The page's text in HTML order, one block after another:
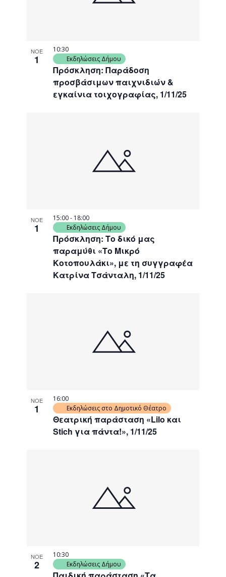
ΝΟΕ
1
Πρόσκληση: Παράδοση
προσβάσιμων παιχνιδιών &
εγκαίνια τοιχογραφίας, 1/11/25
10:30
Εκδηλώσεις Δήμου
ΝΟΕ
1
Πρόσκληση: Το δικό μας
παραμύθι «Το Μικρό
Κοτοπουλάκι», με τη συγγραφέα
Κατρίνα Τσάνταλη, 1/11/25
15:00- 18:00
Εκδηλώσεις Δήμου
ΝΟΕ
1
Θεατρική παράσταση «Lilo και
Stich για πάντα!», 1/11/25
16:00
Εκδηλώσεις στο Δημοτικό Θέατρο
ΝΟΕ
2
10:30
Εκδηλώσεις Δήμου